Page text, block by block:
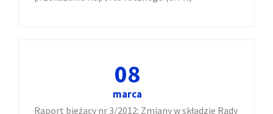
08
marca
Raport bieżący nr 3/2012: Zmiany w składzie Rady